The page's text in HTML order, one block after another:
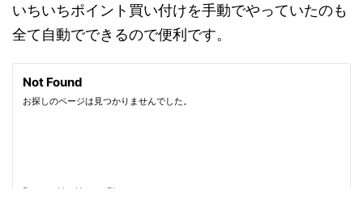
いちいちポイント買い付けを手動でやっていたのも
全て自動でできるので便利です。